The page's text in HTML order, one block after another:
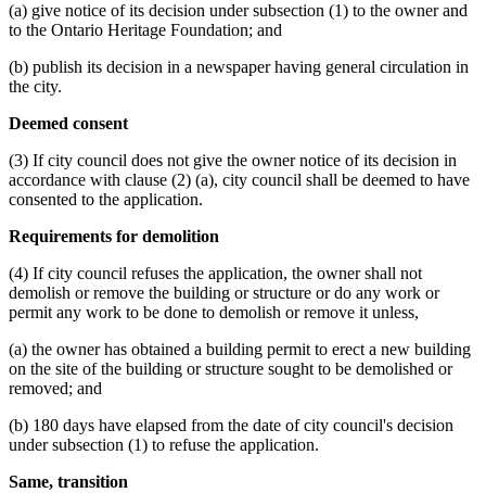
(a) give notice of its decision under subsection (1) to the owner and
to the Ontario Heritage Foundation; and
(b) publish its decision in a newspaper having general circulation in
the city.
Deemed consent
(3) If city council does not give the owner notice of its decision in
accordance with clause (2) (a), city council shall be deemed to have
consented to the application.
Requirements for demolition
(4) If city council refuses the application, the owner shall not
demolish or remove the building or structure or do any work or
permit any work to be done to demolish or remove it unless,
(a) the owner has obtained a building permit to erect a new building
on the site of the building or structure sought to be demolished or
removed; and
(b) 180 days have elapsed from the date of city council's decision
under subsection (1) to refuse the application.
Same, transition